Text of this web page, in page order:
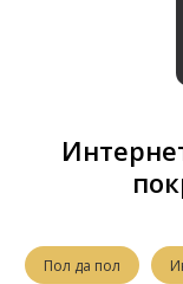
Пол да пол